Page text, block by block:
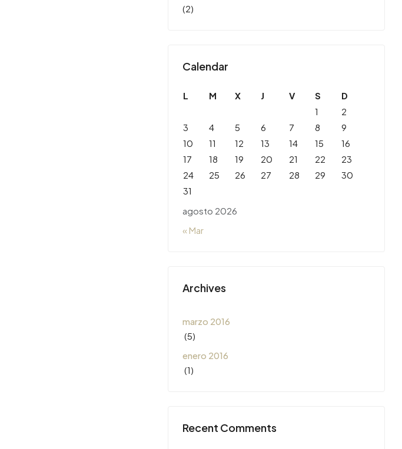
(2)
Calendar
agosto 2026
L M X J V S
D
1
2
3
4 5 6 7 8
9
10
11 12 13 14 15
16
17
18 19 20 21 22
23
24
25 26 27 28 29
30
31
« Mar
Archives
marzo 2016
(5)
enero 2016
(1)
Recent Comments